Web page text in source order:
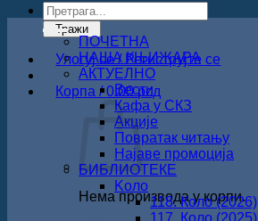
Products
search
Тражи
Улогуј се / Региструјте се
Корпа /0.00рсд
Нема производа у корпи.
ПОЧЕТНА
НАША КЊИЖАРА
АКТУЕЛНО
Вести
Кафа у СКЗ
Акције
Повратак читању
Најаве промоција
БИБЛИОТЕКЕ
Koло
118. Коло (2026)
117. Коло (2025)